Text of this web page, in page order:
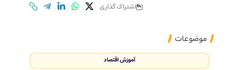
اشتراک گذاری
موضوعات
آموزش اقتصاد